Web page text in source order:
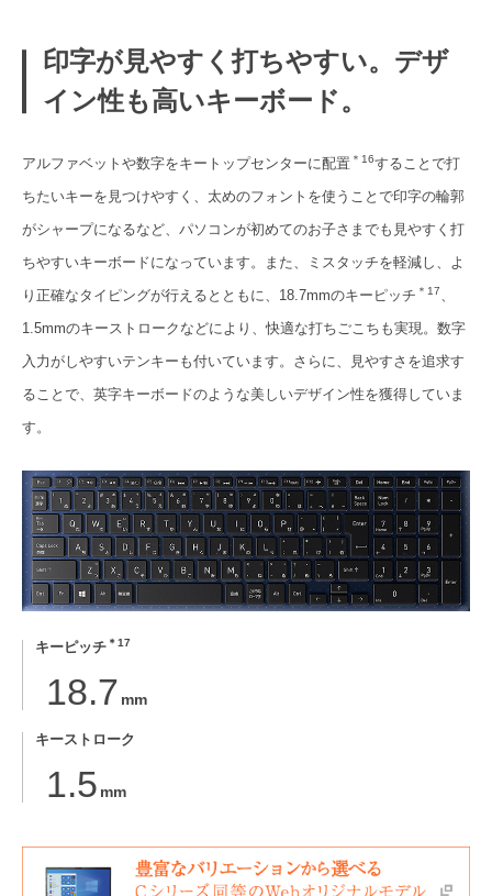
印字が見やすく打ちやすい。デザ
イン性も高いキーボード。
アルファベットや数字をキートップセンターに配置 ＊16することで打
ちたいキーを見つけやすく、太めのフォントを使うことで印字の輪郭
がシャープになるなど、パソコンが初めてのお子さまでも見やすく打
ちやすいキーボードになっています。また、ミスタッチを軽減し、よ
り正確なタイピングが行えるとともに、18.7mmのキーピッチ ＊17、
1.5mmのキーストロークなどにより、快適な打ちごこちも実現。数字
入力がしやすいテンキーも付いています。さらに、見やすさを追求す
ることで、英字キーボードのような美しいデザイン性を獲得していま
す。
キーピッチ ＊17
18.7 mm
キーストローク
1.5 mm